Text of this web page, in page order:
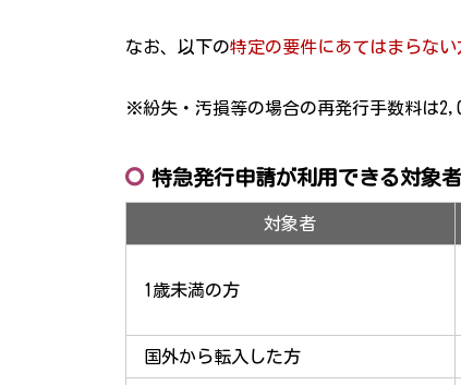
なお、以下の特定の要件にあてはまらない
※紛失・汚損等の場合の再発行手数料は
特急発行申請が利用できる対象
対象者
1歳未満の方
国外から転入した方